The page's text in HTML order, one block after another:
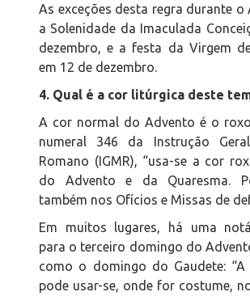
As exceções desta regra durante o
a Solenidade da Imaculada
dezembro, e a festa da Virgem
em 12 de dezembro.
4. Qual é a cor litúrgica deste
A cor normal do Advento é o
numeral 346 da Instrução
Romano (IGMR), “usa-se a cor
do Advento e da Quaresma.
também nos Ofícios e Missas de
Em muitos lugares, há uma
para o terceiro domingo do
como o domingo do Gaudete:
pode usar-se, onde for costume,